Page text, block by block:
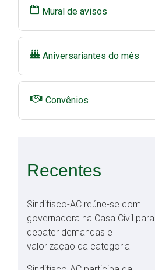
Mural de avisos
Aniversariantes do mês
Convênios
Recentes
Sindifisco-AC reúne-se com
governadora na Casa Civil para
debater demandas e
valorização da categoria